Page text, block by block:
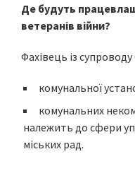
Де будуть
ветеранів війни?
Фахівець із
комунальної
комунальних
належить до сфери
міських рад.